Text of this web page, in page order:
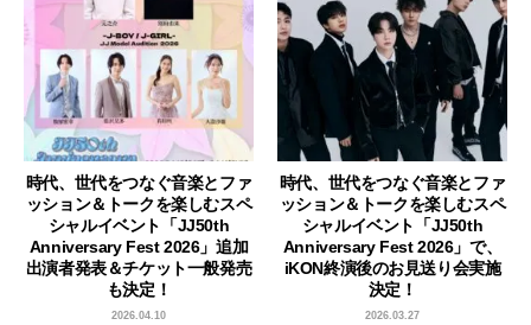
時代、世代をつなぐ音楽とファ
ッション＆トークを楽しむスペ
シャルイベント「JJ50th
Anniversary Fest 2026」追加
出演者発表＆チケット一般発売
も決定！
2026.04.10
時代、世代をつなぐ音楽とファ
ッション＆トークを楽しむスペ
シャルイベント「JJ50th
Anniversary Fest 2026」で、
iKON終演後のお見送り会実施
決定！
2026.03.27